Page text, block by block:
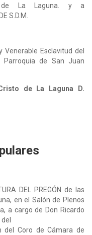
de La Laguna. y a
S.D.M.
Venerable Esclavitud del
de San Juan
de La Laguna D.
DEL PREGÓN de las
en el Salón de Plenos
a cargo de Don Ricardo
del Coro de Cámara de